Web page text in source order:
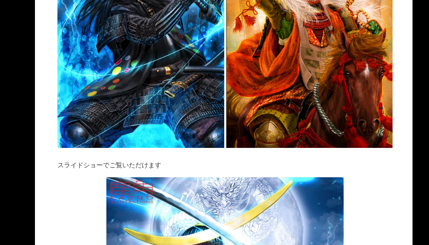
スライドショーでご覧いただけます